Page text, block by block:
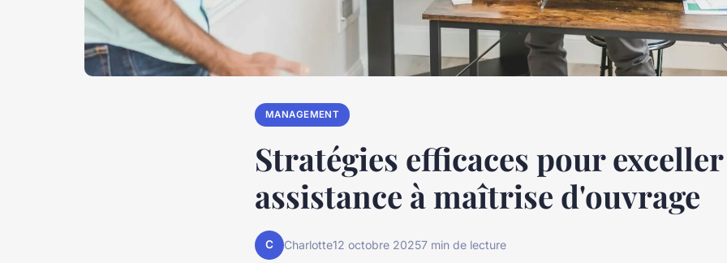
MANAGEMENT
Stratégies efficaces pour
assistance à maîtrise d'ouvrage
C Charlotte12 octobre 20257 min de lecture